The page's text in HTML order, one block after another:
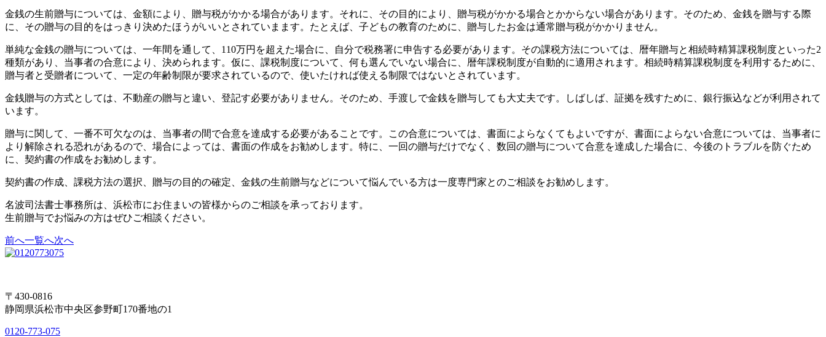
金銭の生前贈与については、金額により、贈与税がかかる場合があります。それに、その目的により、贈与税がかかる場合とかからない場合があります。そのため、金銭を贈与する際
に、その贈与の目的をはっきり決めたほうがいいとされていまます。たとえば、子どもの教育のために、贈与したお金は通常贈与税がかかりません。
単純な金銭の贈与については、一年間を通して、110万円を超えた場合に、自分で税務署に申告する必要があります。その課税方法については、暦年贈与と相続時精算課税制度といった2
種類があり、当事者の合意により、決められます。仮に、課税制度について、何も選んでいない場合に、暦年課税制度が自動的に適用されます。相続時精算課税制度を利用するために、
贈与者と受贈者について、一定の年齢制限が要求されているので、使いたければ使える制限ではないとされています。
金銭贈与の方式としては、不動産の贈与と違い、登記す必要がありません。そのため、手渡しで金銭を贈与しても大丈夫です。しばしば、証拠を残すために、銀行振込などが利用されて
います。
贈与に関して、一番不可欠なのは、当事者の間で合意を達成する必要があることです。この合意については、書面によらなくてもよいですが、書面によらない合意については、当事者に
より解除される恐れがあるので、場合によっては、書面の作成をお勧めします。特に、一回の贈与だけでなく、数回の贈与について合意を達成した場合に、今後のトラブルを防ぐため
に、契約書の作成をお勧めします。
契約書の作成、課税方法の選択、贈与の目的の確定、金銭の生前贈与などについて悩んでいる方は一度専門家とのご相談をお勧めします。
名波司法書士事務所は、浜松市にお住まいの皆様からのご相談を承っております。
生前贈与でお悩みの方はぜひご相談ください。
前へ一覧へ次へ
〒430-0816
静岡県浜松市中央区参野町170番地の1
0120-773-075